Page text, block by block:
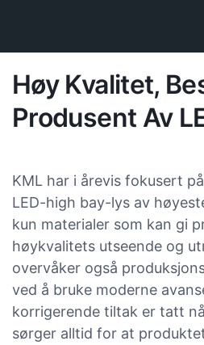
Høy Kvalitet,
Produsent Av
KML har i årevis fokusert
LED-high bay-lys av
kun materialer som kan gi
høykvalitets utseende og
overvåker også
ved å bruke moderne
korrigerende tiltak er tatt
sørger alltid for at